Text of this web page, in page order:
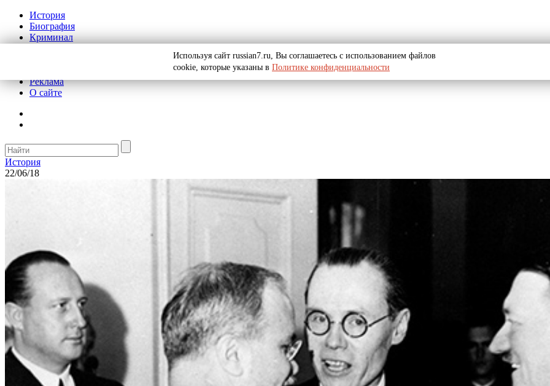
История
Биография
Криминал
Реклама
О сайте
История
22/06/18
Используя сайт russian7.ru, Вы соглашаетесь с использованием файлов
cookie, которые указаны в Политике конфиденциальности